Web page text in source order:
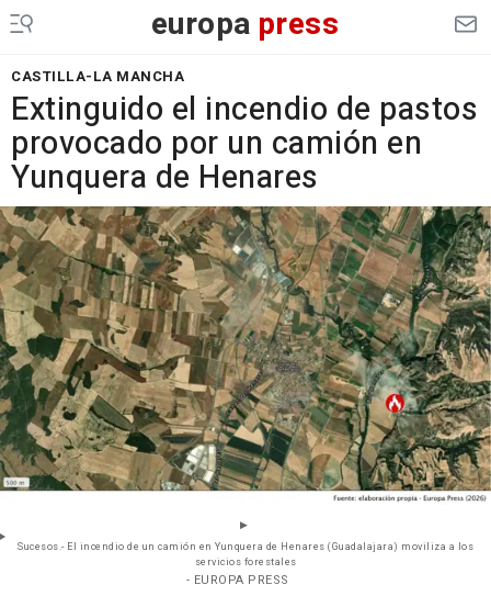
europa press
CASTILLA-LA MANCHA
Extinguido el incendio de pastos
provocado por un camión en
Yunquera de Henares
Sucesos.- El incendio de un camión en Yunquera de Henares (Guadalajara) moviliza a los
servicios forestales
- EUROPA PRESS